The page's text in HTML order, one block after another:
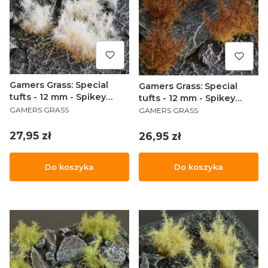
Gamers Grass: Special
tufts - 12 mm - Spikey
Winter (Wild)
PRODUCENT
GAMERS GRASS
Cena
27,95 zł
Do koszyka
Gamers Grass: Special
tufts - 12 mm - Spikey
Brown (Wild)
PRODUCENT
GAMERS GRASS
Cena
26,95 zł
Do koszyka